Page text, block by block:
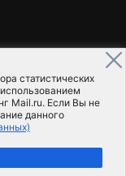
статистических
Mail.ru. Если Вы не
данного
соглашение